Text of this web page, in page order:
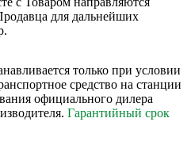
для дальнейших
только при условии
средство на станции
официального дилера
Гарантийный срок